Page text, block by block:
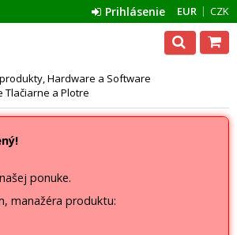
EUR CZK
Prihlásenie
Hardware a Software
Tlačiarne a Plotre
ponuke.
manažéra produktu: